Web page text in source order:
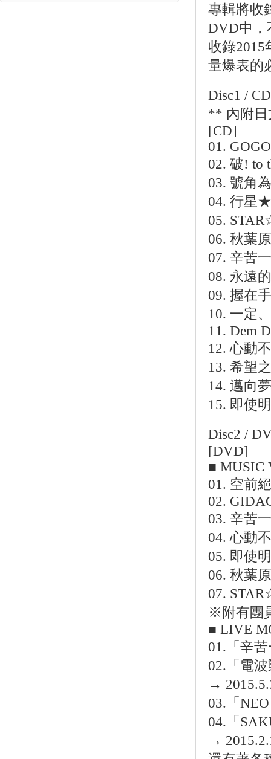
專輯將收
DVD中，
收錄2015
量爆表的
Disc1 /
** 內附日
[CD]
01.
02. 破! to
03. 號角
04. 行星★
05.
06. 秋葉
07. 辛苦
08. 永遠
09. 握在
10. 一定
11. Dem
12. 心動
13. 希望
14. 邁向
15. 即使
Disc2 /
[DVD]
■ MUSIC
01. 空前
02.
03. 辛苦
04. 心動
05. 即使
06. 秋葉
07.
※附有團
■ LIVE
01.「辛
02.「電
→
03.「
04.「
→